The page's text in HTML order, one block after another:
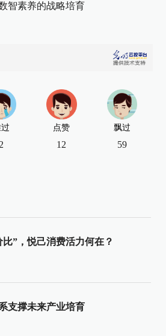
智素养的战略培育
2
点赞
12
飘过
59
”，悦己消费活力何在？
支撑未来产业培育